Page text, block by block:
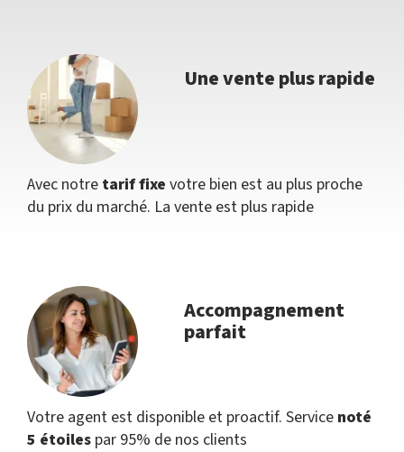
Une vente plus rapide
Avec notre tarif fixe votre bien est au plus proche
du prix du marché. La vente est plus rapide
Accompagnement
parfait
Votre agent est disponible et proactif. Service noté
5 étoiles par 95% de nos clients